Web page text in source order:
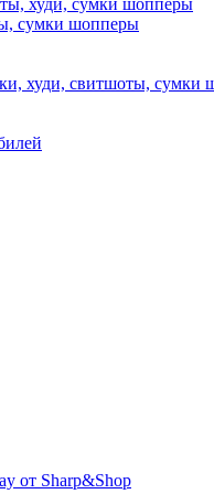
худи, сумки шопперы
сумки шопперы
худи, свитшоты, сумки
от Sharp&Shop